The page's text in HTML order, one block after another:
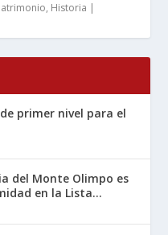
, Historia |
primer nivel para el
del Monte Olimpo es
en la Lista...